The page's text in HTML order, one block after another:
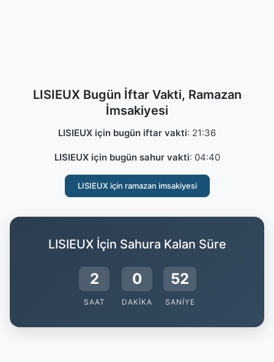
LISIEUX Bugün İftar Vakti, Ramazan
İmsakiyesi
LISIEUX için bugün iftar vakti: 21:36
LISIEUX için bugün sahur vakti: 04:40
LISIEUX için ramazan imsakiyesi
LISIEUX İçin Sahura Kalan Süre
2
SAAT
0
DAKIKA
51
SANIYE